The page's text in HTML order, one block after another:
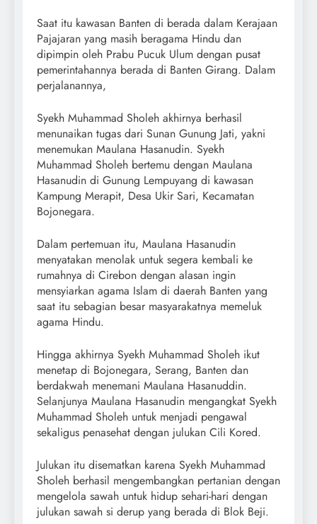
Saat itu kawasan Banten di berada dalam Kerajaan
Pajajaran yang masih beragama Hindu dan
dipimpin oleh Prabu Pucuk Ulum dengan pusat
pemerintahannya berada di Banten Girang. Dalam
perjalanannya,
Syekh Muhammad Sholeh akhirnya berhasil
menunaikan tugas dari Sunan Gunung Jati, yakni
menemukan Maulana Hasanudin. Syekh
Muhammad Sholeh bertemu dengan Maulana
Hasanudin di Gunung Lempuyang di kawasan
Kampung Merapit, Desa Ukir Sari, Kecamatan
Bojonegara.
Dalam pertemuan itu, Maulana Hasanudin
menyatakan menolak untuk segera kembali ke
rumahnya di Cirebon dengan alasan ingin
mensyiarkan agama Islam di daerah Banten yang
saat itu sebagian besar masyarakatnya memeluk
agama Hindu.
Hingga akhirnya Syekh Muhammad Sholeh ikut
menetap di Bojonegara, Serang, Banten dan
berdakwah menemani Maulana Hasanuddin.
Selanjunya Maulana Hasanudin mengangkat Syekh
Muhammad Sholeh untuk menjadi pengawal
sekaligus penasehat dengan julukan Cili Kored.
Julukan itu disematkan karena Syekh Muhammad
Sholeh berhasil mengembangkan pertanian dengan
mengelola sawah untuk hidup sehari-hari dengan
julukan sawah si derup yang berada di Blok Beji.